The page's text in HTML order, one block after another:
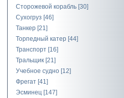
Сторожевой корабль [30]
Сухогруз [46]
Танкер [21]
Торпедный катер [44]
Транспорт [16]
Тральщик [21]
Учебное судно [12]
Фрегат [41]
Эсминец [147]